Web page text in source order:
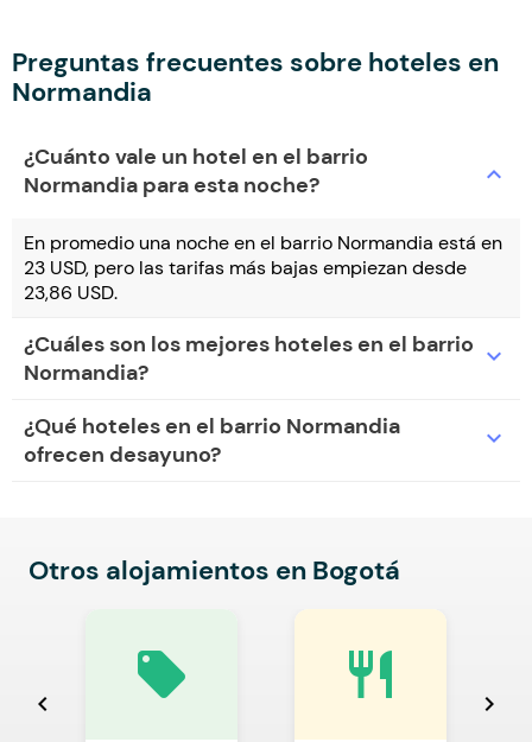
Preguntas frecuentes sobre hoteles en
Normandia
¿Cuánto vale un hotel en el barrio
Normandia para esta noche?
expand_more
En promedio una noche en el barrio Normandia está en
23 USD, pero las tarifas más bajas empiezan desde
23,86 USD.
¿Cuáles son los mejores hoteles en el barrio
Normandia?
expand_more
¿Qué hoteles en el barrio Normandia
ofrecen desayuno?
expand_more
Otros alojamientos en Bogotá
chevron_left
local_offer restaurant
chevron_right